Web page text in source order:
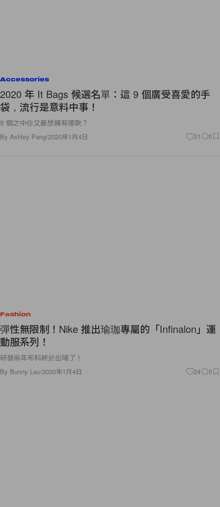
Accessories
2020 年 It Bags 候選名單：這 9 個廣受喜愛的手
袋，流行是意料中事！
9 個之中你又最想擁有哪款？
By Ashley Pang/2020年1月4日 21 0
Fashion
彈性無限制！Nike 推出瑜珈專屬的「Infinalon」運
動服系列！
研發兩年布料終於出場了！
By Bunny Lau/2020年1月4日 24 0